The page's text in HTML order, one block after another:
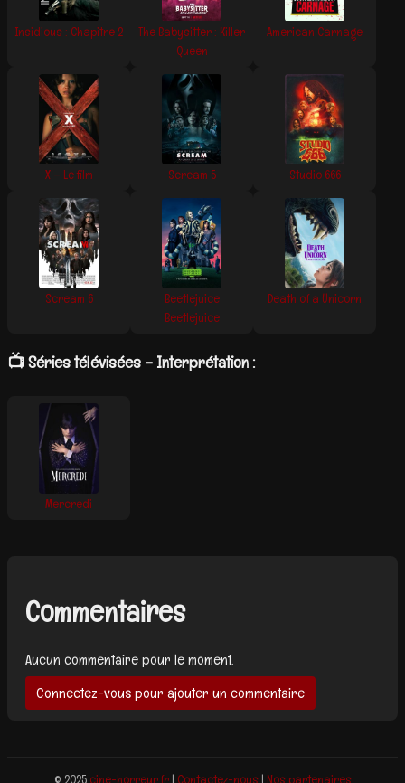
Insidious : Chapitre 2
The Babysitter : Killer
Queen
American Carnage
X – Le film Scream 5 Studio 666
Scream 6
Beetlejuice
Beetlejuice
Death of a Unicorn
📺 Séries télévisées – Interprétation :
Mercredi
Commentaires
Aucun commentaire pour le moment.
Connectez-vous pour ajouter un commentaire
© 2025 cine-horreur.fr| Contactez-nous| Nos partenaires